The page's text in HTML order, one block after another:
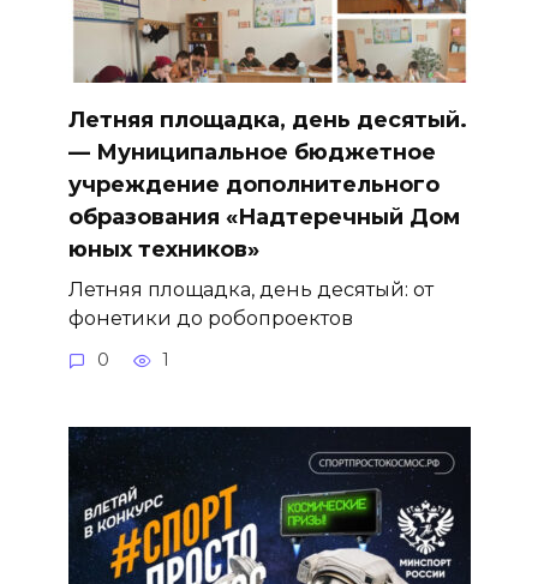
Летняя площадка, день десятый.
— Муниципальное бюджетное
учреждение дополнительного
образования «Надтеречный Дом
юных техников»
Летняя площадка, день десятый: от
фонетики до робопроектов
0 1